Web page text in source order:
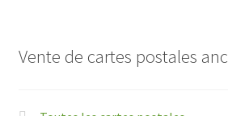
Vente de cartes postales